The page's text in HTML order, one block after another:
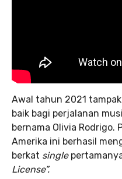
Awal tahun 2021
baik bagi perjalanan
bernama Olivia Rodrigo.
Amerika ini berhasil
berkat single
License”.